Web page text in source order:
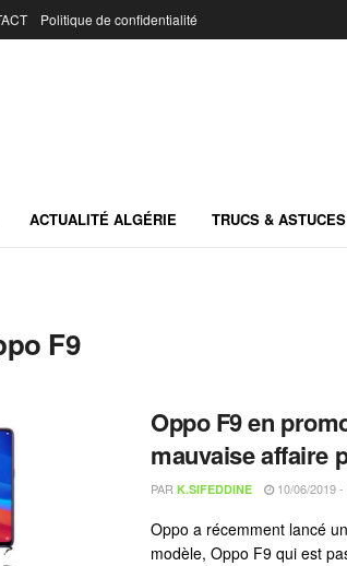
Politique de confidentialité
ACTUALITÉ ALGÉRIE TRUCS & ASTUCES
F9
Oppo F9 en
mauvaise affaire
PAR K.SIFEDDINE 10/06/2019 -
Oppo a récemment lancé
modèle, Oppo F9 qui est